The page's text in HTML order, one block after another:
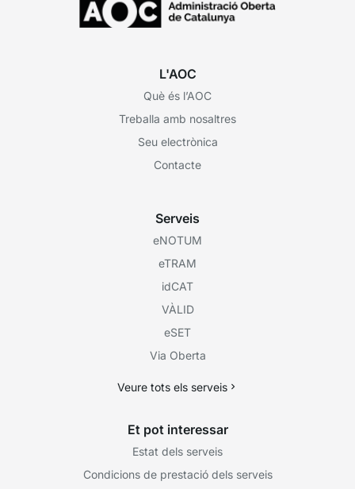
L'AOC
Què és l’AOC
Treballa amb nosaltres
Seu electrònica
Contacte
Serveis
eNOTUM
eTRAM
idCAT
VÀLID
eSET
Via Oberta
Veure tots els serveis
Et pot interessar
Estat dels serveis
Condicions de prestació dels serveis